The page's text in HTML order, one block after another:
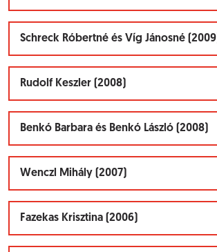
Schreck Róbertné és Víg Jánosné (2009)
Rudolf Keszler (2008)
Benkó Barbara és Benkó László (2008)
Wenczl Mihály (2007)
Fazekas Krisztina (2006)